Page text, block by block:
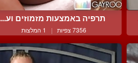
תרפיה באמצעות מזמוזים וע...
7356 צפיות | 1 המלצות